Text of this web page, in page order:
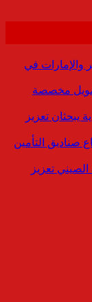
مصر والإمارات في
مخصصة
يبحثان تعزيز
صناديق التأمين
تعزيز